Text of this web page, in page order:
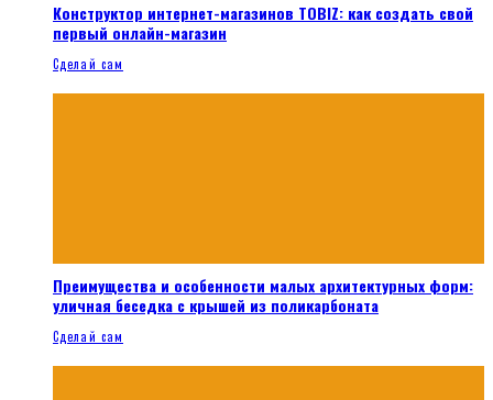
Конструктор интернет-магазинов TOBIZ: как создать свой
первый онлайн-магазин
Сделай сам
Преимущества и особенности малых архитектурных форм:
уличная беседка с крышей из поликарбоната
Сделай сам